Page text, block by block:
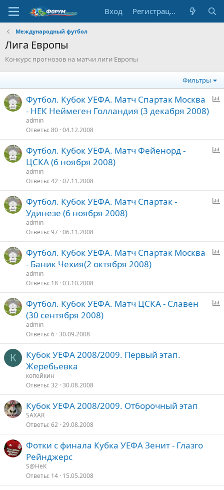
Вход Регистрация
Международный футбол
Лига Европы
Конкурс прогнозов на матчи лиги Европы
Фильтры
с
Футбол. Кубок УЕФА. Матч Спартак Москва
- НЕК Неймеген Голландия (3 декабря 2008)
admin
Ответы 80 04.12.2008
с
Футбол. Кубок УЕФА. Матч Фейенорд -
ЦСКА (6 ноября 2008)
admin
Ответы 42 07.11.2008
с
Футбол. Кубок УЕФА. Матч Спартак -
Удинезе (6 ноября 2008)
admin
Ответы 97 06.11.2008
с
Футбол. Кубок УЕФА. Матч Спартак Москва
- Баник Чехия(2 октября 2008)
admin
Ответы 18 03.10.2008
с
Футбол. Кубок УЕФА. Матч ЦСКА - Славен
(30 сентября 2008)
admin
Ответы 6 30.09.2008
К
Кубок УЕФА 2008/2009. Первый этап.
Жеребьевка
копейкин
Ответы 32 30.08.2008
Кубок УЕФА 2008/2009. Отборочный этап
SAXAR
Ответы 62 29.08.2008
Фотки с финала Кубка УЕФА Зенит - Глазго
Рейнджерс
S@HёK
Ответы 14 15.05.2008